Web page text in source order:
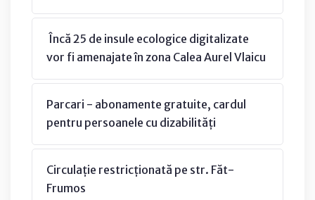
Încă 25 de insule ecologice digitalizate
vor fi amenajate în zona Calea Aurel Vlaicu
Parcari - abonamente gratuite, cardul
pentru persoanele cu dizabilități
Circulație restricționată pe str. Făt-
Frumos